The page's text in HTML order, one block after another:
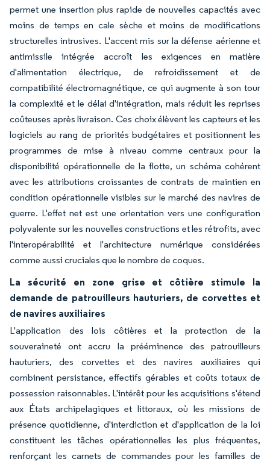
permet une insertion plus rapide de nouvelles capacités avec
moins de temps en cale sèche et moins de modifications
structurelles intrusives. L'accent mis sur la défense aérienne et
antimissile intégrée accroît les exigences en matière
d'alimentation électrique, de refroidissement et de
compatibilité électromagnétique, ce qui augmente à son tour
la complexité et le délai d'intégration, mais réduit les reprises
coûteuses après livraison. Ces choix élèvent les capteurs et les
logiciels au rang de priorités budgétaires et positionnent les
programmes de mise à niveau comme centraux pour la
disponibilité opérationnelle de la flotte, un schéma cohérent
avec les attributions croissantes de contrats de maintien en
condition opérationnelle visibles sur le marché des navires de
guerre. L'effet net est une orientation vers une configuration
polyvalente sur les nouvelles constructions et les rétrofits, avec
l'interopérabilité et l'architecture numérique considérées
comme aussi cruciales que le nombre de coques.
La sécurité en zone grise et côtière stimule la
demande de patrouilleurs hauturiers, de corvettes et
de navires auxiliaires
L'application des lois côtières et la protection de la
souveraineté ont accru la prééminence des patrouilleurs
hauturiers, des corvettes et des navires auxiliaires qui
combinent persistance, effectifs gérables et coûts totaux de
possession raisonnables. L'intérêt pour les acquisitions s'étend
aux États archipelagiques et littoraux, où les missions de
présence quotidienne, d'interdiction et d'application de la loi
constituent les tâches opérationnelles les plus fréquentes,
renforçant les carnets de commandes pour les familles de